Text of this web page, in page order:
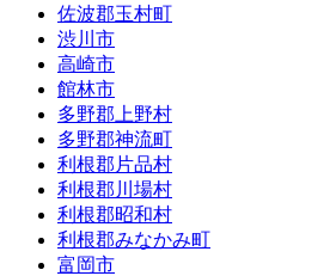
佐波郡玉村町
渋川市
高崎市
館林市
多野郡上野村
多野郡神流町
利根郡片品村
利根郡川場村
利根郡昭和村
利根郡みなかみ町
富岡市